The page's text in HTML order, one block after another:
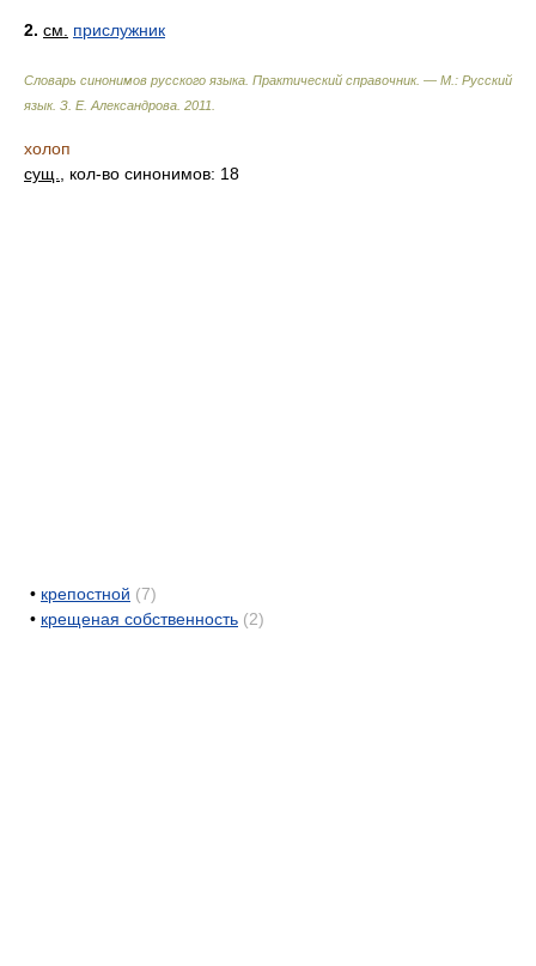
2. см. прислужник
Словарь синонимов русского языка. Практический справочник. — М.: Русский
язык. З. Е. Александрова 2011
холоп
сущ.
, кол-во синонимов: 18
• крепостной (7)
• крещеная собственность (2)